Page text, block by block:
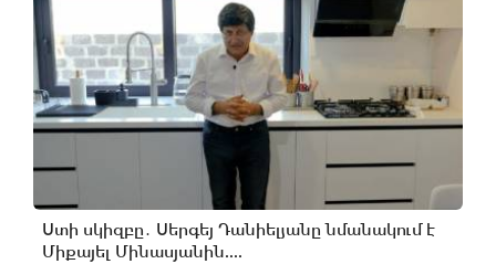
Ստի սկիզբը․ Սերգեյ Դանիելյանը նմանակում է
Միքայել Մինասյանին....